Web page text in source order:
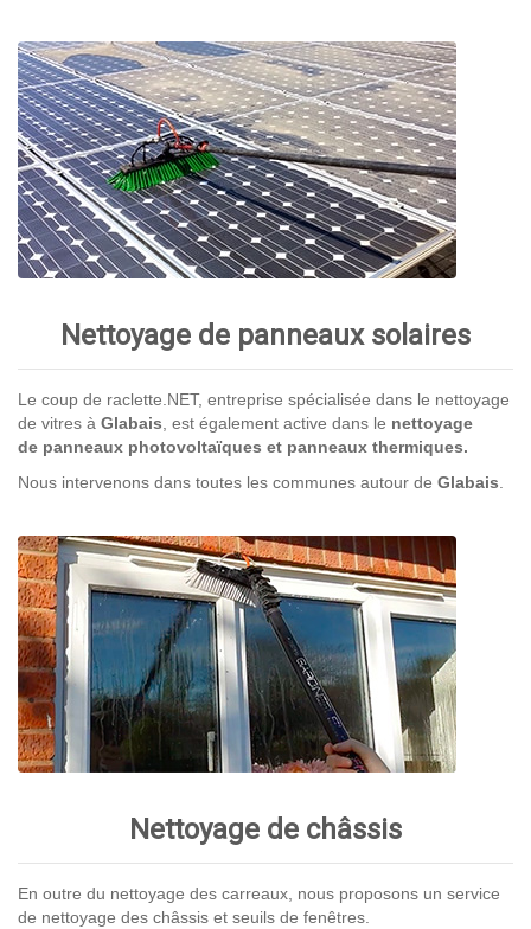
Nettoyage de panneaux solaires
Le coup de raclette.NET, entreprise spécialisée dans le nettoyage
de vitres à Glabais, est également active dans le nettoyage
de panneaux photovoltaïques et panneaux thermiques.
Nous intervenons dans toutes les communes autour de Glabais.
Nettoyage de châssis
En outre du nettoyage des carreaux, nous proposons un service
de nettoyage des châssis et seuils de fenêtres.